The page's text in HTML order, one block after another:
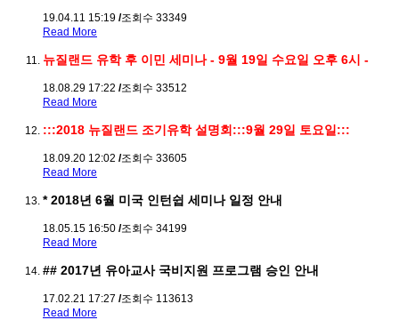
19.04.11 15:19 /조회수 33349
Read More
뉴질랜드 유학 후 이민 세미나 - 9월 19일 수요일 오후 6시 -
18.08.29 17:22 /조회수 33512
Read More
:::2018 뉴질랜드 조기유학 설명회:::9월 29일 토요일:::
18.09.20 12:02 /조회수 33605
Read More
* 2018년 6월 미국 인턴쉽 세미나 일정 안내
18.05.15 16:50 /조회수 34199
Read More
## 2017년 유아교사 국비지원 프로그램 승인 안내
17.02.21 17:27 /조회수 113613
Read More